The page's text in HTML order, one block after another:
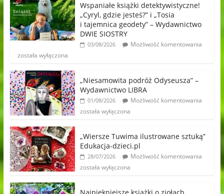
Wspaniałe książki detektywistyczne!
„Cyryl, gdzie jesteś?” i „Tosia
i tajemnica geodety” – Wydawnictwo
DWIE SIOSTRY
03/08/2026
Możliwość komentowania
została wyłączona
„Niesamowita podróż Odyseusza” –
Wydawnictwo LIBRA
01/08/2026
Możliwość komentowania
została wyłączona
„Wiersze Tuwima ilustrowane sztuką”
Edukacja-dzieci.pl
28/07/2026
Możliwość komentowania
została wyłączona